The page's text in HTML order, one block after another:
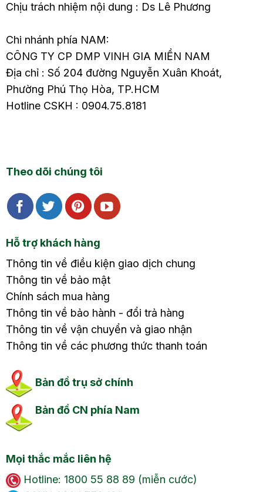
Chịu trách nhiệm nội dung : Ds Lê Phương
Chi nhánh phía NAM:
CÔNG TY CP DMP VINH GIA MIỀN NAM
Địa chỉ : Số 204 đường Nguyễn Xuân Khoát,
Phường Phú Thọ Hòa, TP.HCM
Hotline CSKH : 0904.75.8181
Theo dõi chúng tôi
Hỗ trợ khách hàng
Thông tin về điều kiện giao dịch chung
Thông tin về bảo mật
Chính sách mua hàng
Thông tin về bảo hành - đổi trả hàng
Thông tin về vận chuyển và giao nhận
Thông tin về các phương thức thanh toán
Bản đồ trụ sở chính
Bản đồ CN phía Nam
Mọi thắc mắc liên hệ
Hotline: 1800 55 88 89 (miễn cước)